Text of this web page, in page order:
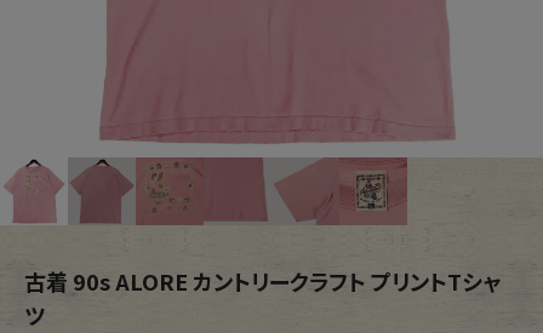
Tops
Bottoms Fafatt
レディース商品カテゴリーから探す
古着 90s ALORE カントリークラフト プリントTシャ
ツ